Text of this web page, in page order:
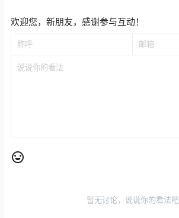
欢迎您，新朋友，感谢参与互动！
暂无讨论，说说你的看法吧